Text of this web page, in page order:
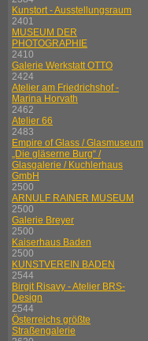
Kunstort - Ausstellungsraum
2401
MUSEUM DER
PHOTOGRAPHIE
2410
Galerie Werkstatt OTTO
2424
Atelier am Friedrichshof -
Marina Horvath
2462
Atelier 66
2483
Empire of Glass / Glasmuseum
„Die gläserne Burg“ /
Glasgalerie / Kuchlerhaus
GmbH
2500
ARNULF RAINER MUSEUM
2500
Galerie Breyer
2500
Kaiserhaus Baden
2500
KUNSTVEREIN BADEN
2544
Birgit Risavy - Atelier BRS-
Design
2544
Österreichs größte
Straßengalerie